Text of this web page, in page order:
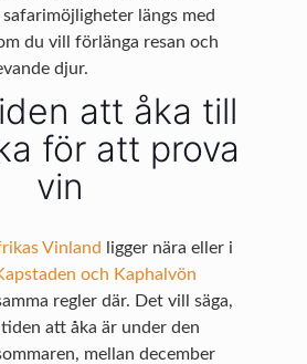
längs med
du vill förlänga resan och
djur.
att åka till
för att prova
vin
Vinland ligger nära eller i
och Kaphalvön
regler där. Det vill säga,
att åka är under den
mellan december